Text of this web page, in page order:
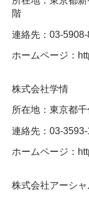
階
連絡先：03-
ホームページ：
株式会社学情
所在地：東京都
連絡先：03-
ホームページ：
株式会社アーシ